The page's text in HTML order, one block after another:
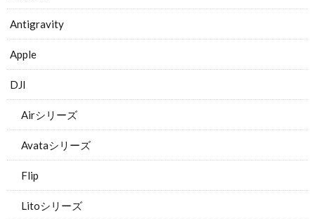
Antigravity
Apple
DJI
Airシリーズ
Avataシリーズ
Flip
Litoシリーズ